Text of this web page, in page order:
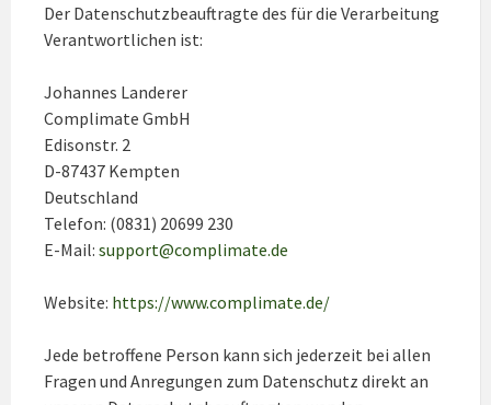
Der Datenschutzbeauftragte des für die Verarbeitung
Verantwortlichen ist:
Johannes Landerer
Complimate GmbH
Edisonstr. 2
D-87437 Kempten
Deutschland
Telefon: (0831) 20699 230
E-Mail: support@complimate.de
Website: https://www.complimate.de/
Jede betroffene Person kann sich jederzeit bei allen
Fragen und Anregungen zum Datenschutz direkt an